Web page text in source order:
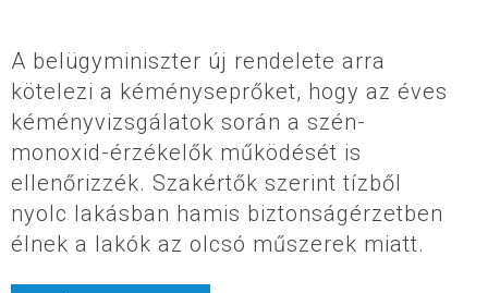
A belügyminiszter új rendelete arra
kötelezi a kéményseprőket, hogy az éves
kéményvizsgálatok során a szén-
monoxid-érzékelők működését is
ellenőrizzék. Szakértők szerint tízből
nyolc lakásban hamis biztonságérzetben
élnek a lakók az olcsó műszerek miatt.